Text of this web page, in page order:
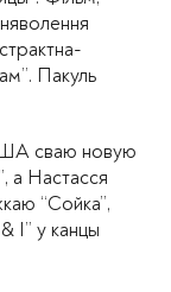
Пакуль
сваю новую
а Настасся
“Сойка”,
I” у канцы